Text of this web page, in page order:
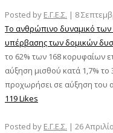
Posted by Ε.Γ.Ε.Σ. | 8
To ανθρώπινο δυναμικό
υπέρβασης των δομικών
το 62% των 168 κορυφαίων
αύξηση μισθού κατά 1,7% το
προχωρήσει σε αύξηση του
119 Likes
Posted by Ε.Γ.Ε.Σ. | 26